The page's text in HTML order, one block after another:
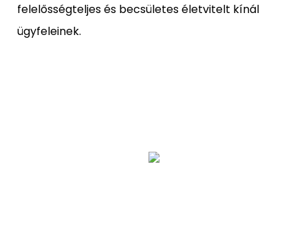
felelősségteljes és becsületes életvitelt kínál
ügyfeleinek.